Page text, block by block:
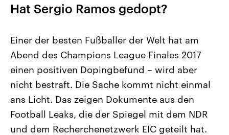
Landtagswahl Sachsen-Anhalt
2026
Alle Informationen
Sachsen-Anhalt wählt am 6.
September 2026 einen neuen
Landtag. Seit 2021 wird das
Bundesland von einer Koalition aus
USA
Aktuelle Beiträge,
Hintergründe
Wirtschaftlich und
gehören die Vereinigten
den mächtigsten Ländern
mit großem Einfluss auf
Hat Sergio Ramos gedopt?
Einer der besten Fußballer der Welt hat am
Abend des Champions League Finales 2017
einen positiven Dopingbefund – wird aber
nicht bestraft. Die Sache kommt nicht einmal
ans Licht. Das zeigen Dokumente aus den
Football Leaks, die der Spiegel mit dem NDR
und dem Recherchenetzwerk EIC geteilt hat.